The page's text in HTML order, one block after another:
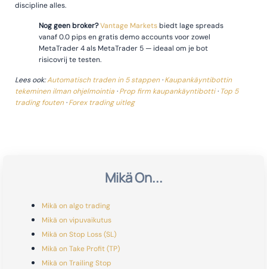
discipline alles.
Nog geen broker?Vantage Marketsbiedt lage spreads
vanaf 0.0 pips en gratis demo accounts voor zowel
MetaTrader 4 als MetaTrader 5 — ideaal om je bot
risicovrij te testen.
Lees ook:Automatisch traden in 5 stappen·Kaupankäyntibottin
tekeminen ilman ohjelmointia ·Prop firm kaupankäyntibotti· Top 5
trading fouten·Forex trading uitleg
Mikä On...
Mikä on algo trading
Mikä on vipuvaikutus
Mikä on Stop Loss (SL)
Mikä on Take Profit (TP)
Mikä on Trailing Stop